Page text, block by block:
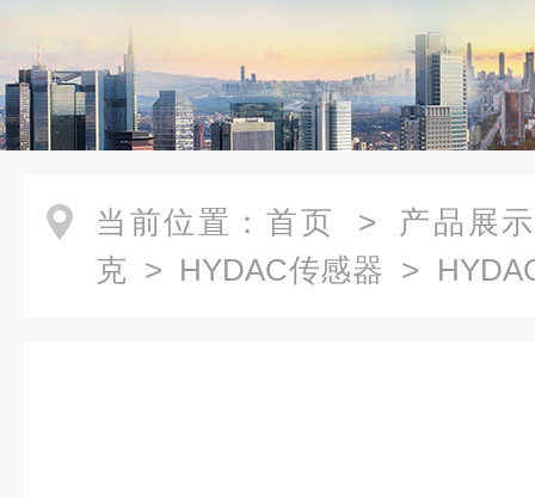
当前位置： 首页 > 产品展示
克 > HYDAC传感器 >